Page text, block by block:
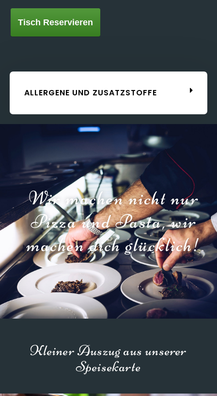
Tisch Reservieren
ALLERGENE UND ZUSATZSTOFFE
Wir machen nicht nur
Pizza und Pasta, wir
machen dich glücklich!
Kleiner Auszug aus unserer
Speisekarte